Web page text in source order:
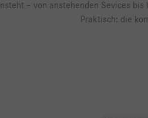
– von anstehenden Sevices
Praktisch: die